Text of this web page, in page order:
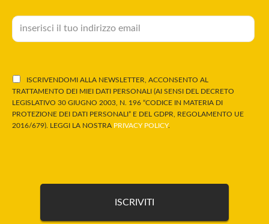
ISCRIVENDOMI ALLA NEWSLETTER, ACCONSENTO AL
TRATTAMENTO DEI MIEI DATI PERSONALI (AI SENSI DEL DECRETO
LEGISLATIVO 30 GIUGNO 2003, N. 196 “CODICE IN MATERIA DI
PROTEZIONE DEI DATI PERSONALI” E DEL GDPR, REGOLAMENTO UE
2016/679). LEGGI LA NOSTRA PRIVACY POLICY.